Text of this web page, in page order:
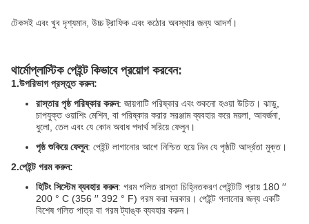
টেকসই এবং খুব দৃশ্যমান, উচ্চ ট্রাফিক এবং কঠোর অবস্থার জন্য আদর্শ।
থার্মোপ্লাস্টিক পেইন্ট কিভাবে প্রয়োগ করবেন:
1.উপরিভাগ প্রস্তুত করুন:
রাস্তার পৃষ্ঠ পরিষ্কার করুন: জায়গাটি পরিষ্কার এবং শুকনো হওয়া উচিত। ঝাড়ু,
চাপযুক্ত ওয়াশিং মেশিন, বা পরিষ্কার করার সরঞ্জাম ব্যবহার করে ময়লা, আবর্জনা,
ধুলো, তেল এবং যে কোন অবাধ পদার্থ সরিয়ে ফেলুন।
পৃষ্ঠ শুকিয়ে ফেলুন: পেইন্ট লাগানোর আগে নিশ্চিত হয়ে নিন যে পৃষ্ঠটি আর্দ্রতা মুক্ত।
2.পেইন্ট গরম করুন:
হিটিং সিস্টেম ব্যবহার করুন: গরম গলিত রাস্তা চিহ্নিতকরণ পেইন্টটি প্রায় 180 ′′
200 ° C (356 ′′ 392 ° F) গরম করা দরকার। পেইন্ট গলানোর জন্য একটি
বিশেষ গলিত পাত্র বা গরম ট্যাঙ্ক ব্যবহার করুন।